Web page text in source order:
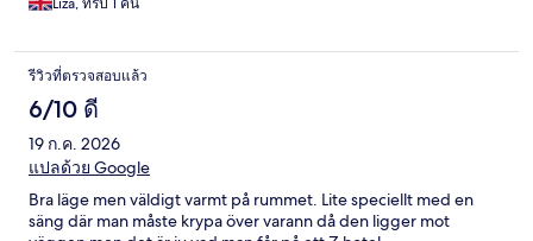
Liza, ทริป 1 คืน
รีวิวที่ตรวจสอบแล้ว
6/10 ดี
19 ก.ค. 2026
แปลด้วย Google
Bra läge men väldigt varmt på rummet. Lite speciellt med en
säng där man måste krypa över varann då den ligger mot